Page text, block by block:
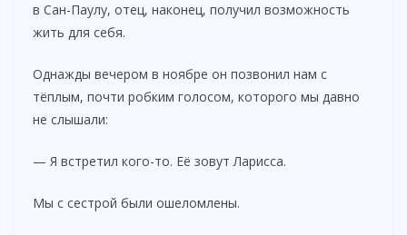
в Сан-Паулу, отец, наконец, получил возможность
жить для себя.
Однажды вечером в ноябре он позвонил нам с
тёплым, почти робким голосом, которого мы давно
не слышали:
— Я встретил кого-то. Её зовут Ларисса.
Мы с сестрой были ошеломлены.